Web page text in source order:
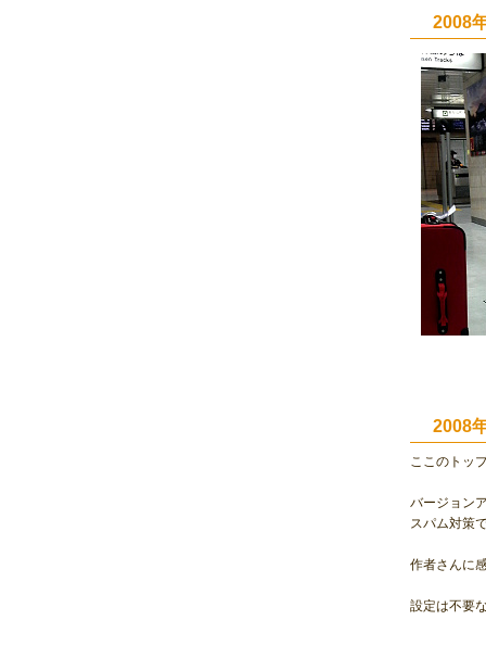
2008
2008
ここのトッ
バージョン
スパム対策
作者さんに
設定は不要